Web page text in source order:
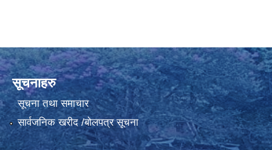
सूचनाहरु
सूचना तथा समाचार
सार्वजनिक खरीद /बोलपत्र सूचना